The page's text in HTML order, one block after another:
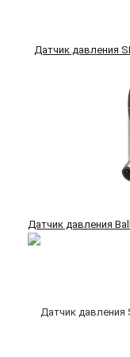
Датчик давления
Датчик давления